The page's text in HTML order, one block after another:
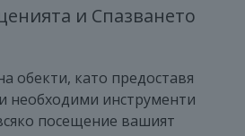
и Спазването
обекти, като предоставя
необходими инструменти
посещение вашият